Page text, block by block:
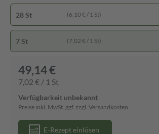
28 St (6,10 € / 1 St)
7 St (7,02 € / 1 St)
49,14 €
7,02 € / 1 St
Verfügbarkeit unbekannt
Preise inkl. MwSt. ggf. zzgl. Versandkosten
E-Rezept einlösen